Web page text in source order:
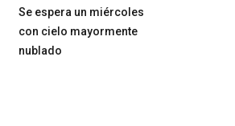
Se espera un miércoles
con cielo mayormente
nublado